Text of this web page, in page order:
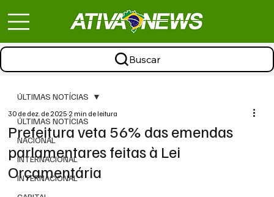
Buscar
ÚLTIMAS NOTÍCIAS
NACIONAL
INTERNACIONAL
INTERNACIONAL
ÚLTIMAS NOTÍCIAS
Prefeitura veta 56% das emendas
parlamentares feitas à Lei
Orçamentária
30 de dez. de 20252 min de leitura